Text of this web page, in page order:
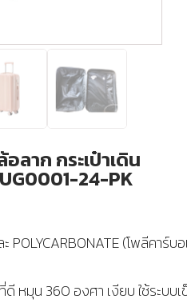
อลาก กระเป๋าเดิน
24-PK
POLYCARBONATE (โพลีคาร์บ
หมุน 360 องศา เงียบ ใช้ระบบเ